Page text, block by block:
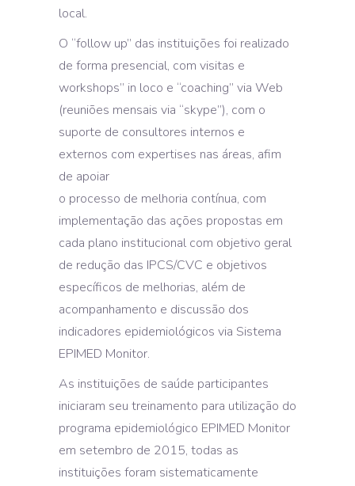
local.
O “follow up” das instituições foi realizado
de forma presencial, com visitas e
workshops” in loco e “coaching” via Web
(reuniões mensais via “skype”), com o
suporte de consultores internos e
externos com expertises nas áreas, afim
de apoiar
o processo de melhoria contínua, com
implementação das ações propostas em
cada plano institucional com objetivo geral
de redução das IPCS/CVC e objetivos
específicos de melhorias, além de
acompanhamento e discussão dos
indicadores epidemiológicos via Sistema
EPIMED Monitor.
As instituições de saúde participantes
iniciaram seu treinamento para utilização do
programa epidemiológico EPIMED Monitor
em setembro de 2015, todas as
instituições foram sistematicamente